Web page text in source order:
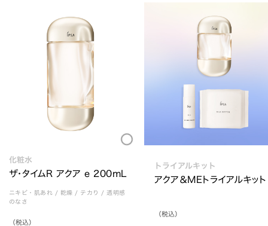
Loading...
化粧水
ザ・タイムR アクア e 200mL
ニキビ・肌あれ / 乾燥 / テカり / 透明感
のなさ
（税込）
トライアルキット
アクア＆MEトライアルキット
（税込）